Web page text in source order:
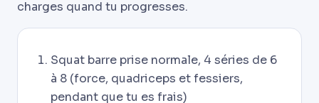
charges quand tu progresses.
Squat barre prise normale, 4 séries de 6
à 8 (force, quadriceps et fessiers,
pendant que tu es frais)